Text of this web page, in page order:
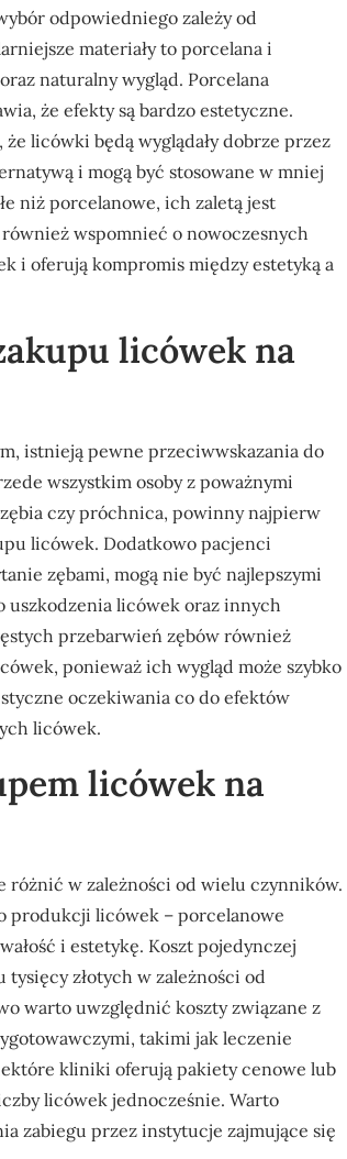
odpowiedniego zależy od
materiały to porcelana i
naturalny wygląd. Porcelana
że efekty są bardzo estetyczne.
licówki będą wyglądały dobrze przez
i mogą być stosowane w mniej
niż porcelanowe, ich zaletą jest
wspomnieć o nowoczesnych
i oferują kompromis między estetyką a
licówek na
istnieją pewne przeciwwskazania do
wszystkim osoby z poważnymi
czy próchnica, powinny najpierw
licówek. Dodatkowo pacjenci
zębami, mogą nie być najlepszymi
uszkodzenia licówek oraz innych
przebarwień zębów również
ponieważ ich wygląd może szybko
oczekiwania co do efektów
licówek.
licówek na
różnić w zależności od wielu czynników.
produkcji licówek – porcelanowe
i estetykę. Koszt pojedynczej
złotych w zależności od
warto uwzględnić koszty związane z
takimi jak leczenie
kliniki oferują pakiety cenowe lub
licówek jednocześnie. Warto
zabiegu przez instytucje zajmujące się